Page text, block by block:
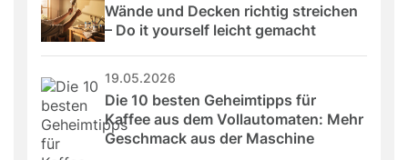
Wände und Decken richtig streichen
– Do it yourself leicht gemacht
19.05.2026
Die 10 besten Geheimtipps für
Kaffee aus dem Vollautomaten: Mehr
Geschmack aus der Maschine